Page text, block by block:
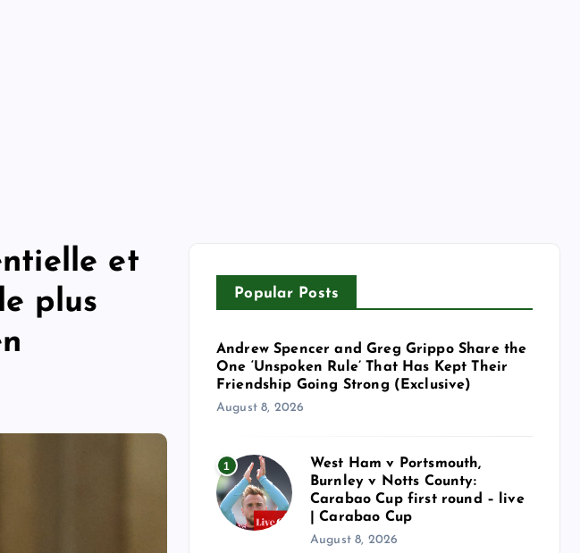
et
plus
Popular Posts
Andrew Spencer and Greg Grippo Share the
One ‘Unspoken Rule’ That Has Kept Their
Friendship Going Strong (Exclusive)
August 8, 2026
1
West Ham v Portsmouth,
Burnley v Notts County:
Carabao Cup first round – live
| Carabao Cup
August 8, 2026